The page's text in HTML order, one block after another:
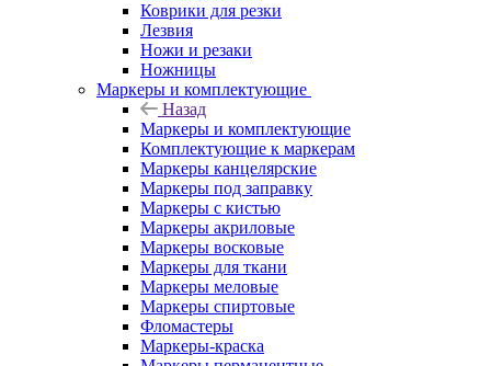
Коврики для резки
Лезвия
Ножи и резаки
Ножницы
Маркеры и комплектующие
Назад
Маркеры и комплектующие
Комплектующие к маркерам
Маркеры канцелярские
Маркеры под заправку
Маркеры с кистью
Маркеры акриловые
Маркеры восковые
Маркеры для ткани
Маркеры меловые
Маркеры спиртовые
Фломастеры
Маркеры-краска